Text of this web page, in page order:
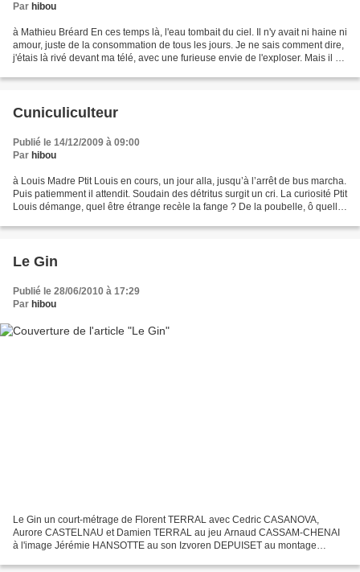
Par hibou
à Mathieu Bréard En ces temps là, l'eau tombait du ciel. Il n'y avait ni haine ni
amour, juste de la consommation de tous les jours. Je ne sais comment dire,
j'étais là rivé devant ma télé, avec une furieuse envie de l'exploser. Mais il n'y
Cuniculiculteur
Publié le 14/12/2009 à 09:00
Par hibou
à Louis Madre Ptit Louis en cours, un jour alla, jusqu’à l’arrêt de bus marcha.
Puis patiemment il attendit. Soudain des détritus surgit un cri. La curiosité Ptit
Louis démange, quel être étrange recèle la fange ? De la poubelle, ô quelle
Le Gin
Publié le 28/06/2010 à 17:29
Par hibou
Le Gin un court-métrage de Florent TERRAL avec Cedric CASANOVA,
Aurore CASTELNAU et Damien TERRAL au jeu Arnaud CASSAM-CHENAI
à l'image Jérémie HANSOTTE au son Izvoren DEPUISET au montage